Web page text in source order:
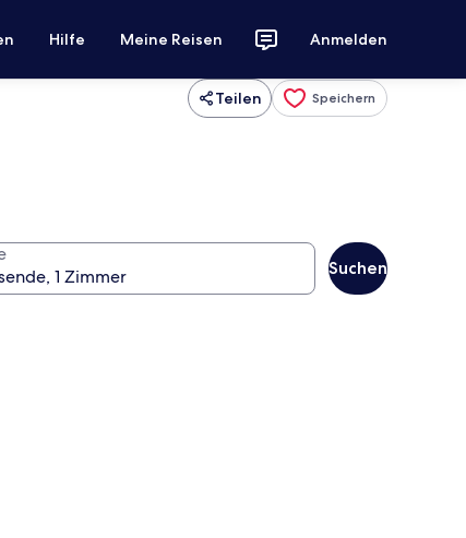
Hilfe Meine Reisen Anmelden
Teilen Speichern
Suchen